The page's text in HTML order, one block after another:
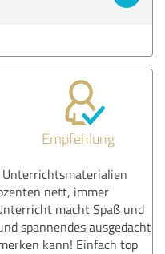
Empfehlung
nett, immer
macht Spaß und
spannendes ausgedacht
kann! Einfach top